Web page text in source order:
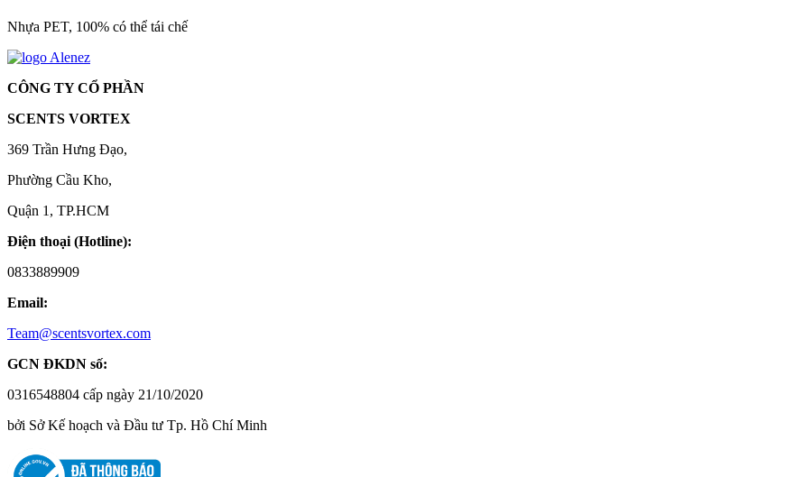
Nhựa PET, 100% có thể tái chế
CÔNG TY CỔ PHẦN
SCENTS VORTEX
369 Trần Hưng Đạo,
Phường Cầu Kho,
Quận 1, TP.HCM
Điện thoại (Hotline):
0833889909
Email:
Team@scentsvortex.com
GCN ĐKDN số:
0316548804 cấp ngày 21/10/2020
bởi Sở Kế hoạch và Đầu tư Tp. Hồ Chí Minh